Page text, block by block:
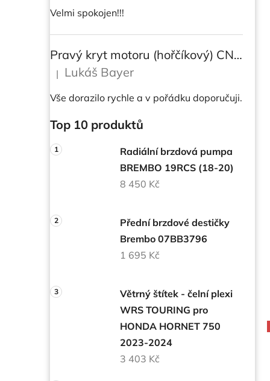
Velmi spokojen!!!
Pravý kryt motoru (hořčíkový) CNC RACING pro instalaci transparetního krytu spojky pro DUCATI Multistrada/ Diavel V4/ V4S
Hodnocení produktu je 5 z 5 hvězdiček.
| Lukáš Bayer
Vše dorazilo rychle a v pořádku doporučuji.
Top 10 produktů
Radiální brzdová pumpa
BREMBO 19RCS (18-20)
8 450 Kč
Přední brzdové destičky
Brembo 07BB3796
1 695 Kč
Větrný štítek - čelní plexi
WRS TOURING pro
HONDA HORNET 750
2023-2024
3 403 Kč